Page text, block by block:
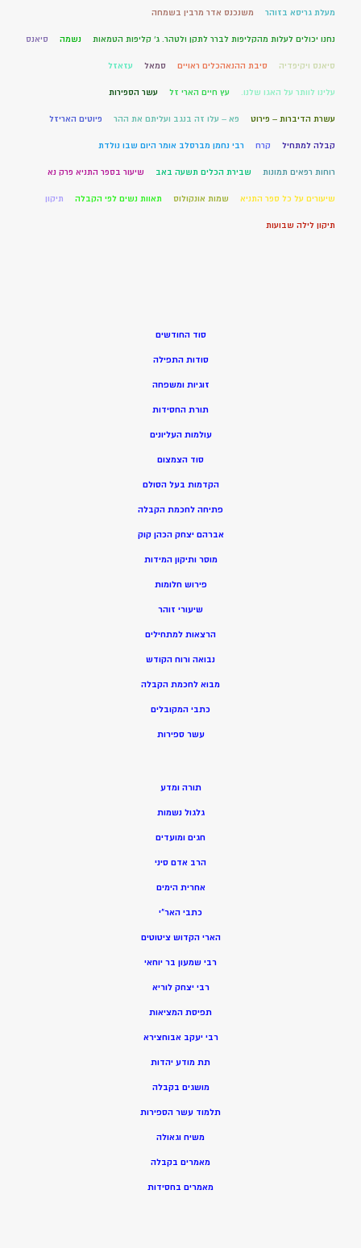
מעלת גריסא בזוהר משנכנס אדר מרבין בשמחה
נחנו יכולים לעלות מהקליפות לברר לתקן ולטהר. ג' קליפות הטמאות נשמה סיאנס
סיאנס ויקיפדיה סיבת ההנאהכלים ראויים סמאל עזאזל
עלינו לוותר על האגו שלנו. עץ חיים הארי זל עשר הספירות
עשרת הדיברות – פירוט פא – עלו זה בנגב ועליתם את ההר פיוטים האריזל
קבלה למתחיל קרח רבי נחמן מברסלב אומר היום שבו נולדת
רוחות רפאים תמונות שבירת הכלים תשעה באב שיעור בספר התניא פרק נא
שיעורים על כל ספר התניא שמות אונקולוס תאוות נשים לפי הקבלה תיקון
תיקון לילה שבועות
סוד החודשים
סודות התפילה
זוגיות ומשפחה
תורת החסידות
עולמות העליונים
סוד הצמצום
הקדמות בעל הסולם
פתיחה לחכמת הקבלה
אברהם יצחק הכהן קוק
מוסר ותיקון המידות
פירוש חלומות
שיעורי זוהר
הרצאות למתחילים
נבואה ורוח הקודש
מבוא לחכמת הקבלה
כתבי המקובלים
עשר ספירות
תורה ומדע
גלגול נשמות
חגים ומועדים
הרב אדם סיני
אחרית הימים
כתבי האר”י
הארי הקדוש ציטוטים
רבי שמעון בר יוחאי
רבי יצחק לוריא
תפיסת המציאות
רבי יעקב אבוחצירא
תת מודע יהדות
מושגים בקבלה
תלמוד עשר הספירות
משיח וגאולה
מאמרים בקבלה
מאמרים בחסידות